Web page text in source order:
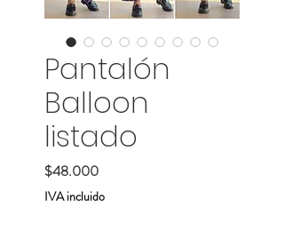
Pantalón
Balloon
listado
$48.000Precio
IVA incluido